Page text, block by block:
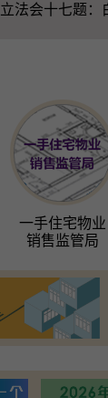
立法会十七题：
一手住宅物业
销售监管局